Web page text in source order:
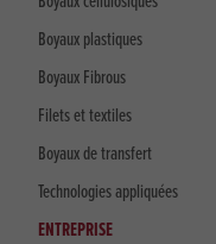
Boyaux plastiques
Boyaux Fibrous
Filets et textiles
Boyaux de transfert
Technologies appliquées
ENTREPRISE